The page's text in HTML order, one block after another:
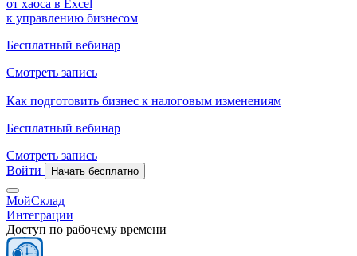
от хаоса в Excel
к управлению бизнесом
Бесплатный вебинар
Смотреть запись
Как подготовить бизнес к налоговым изменениям
Бесплатный вебинар
Смотреть запись
Войти
Начать бесплатно
МойСклад
Интеграции
Доступ по рабочему времени